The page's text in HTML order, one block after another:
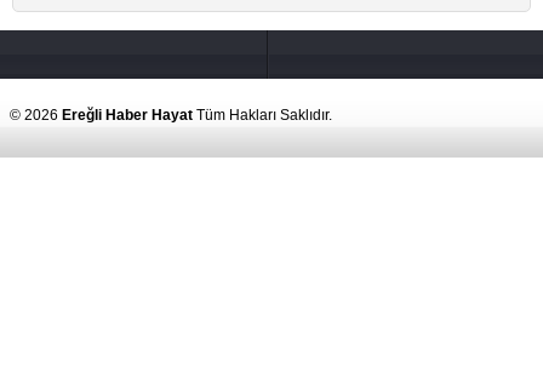
© 2026 Ereğli Haber Hayat Tüm Hakları Saklıdır.